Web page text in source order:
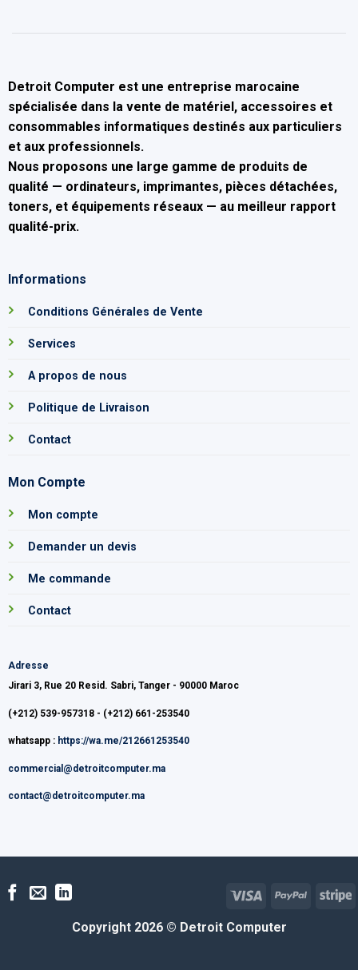
Detroit Computer est une entreprise marocaine
spécialisée dans la vente de matériel, accessoires et
consommables informatiques destinés aux particuliers
et aux professionnels.
Nous proposons une large gamme de produits de
qualité — ordinateurs, imprimantes, pièces détachées,
toners, et équipements réseaux — au meilleur rapport
qualité-prix.
Informations
Conditions Générales de Vente
Services
A propos de nous
Politique de Livraison
Contact
Mon Compte
Mon compte
Demander un devis
Me commande
Contact
Adresse
Jirari 3, Rue 20 Resid. Sabri, Tanger - 90000 Maroc
(+212) 539-957318 - (+212) 661-253540
whatsapp : https://wa.me/212661253540
commercial@detroitcomputer.ma
contact@detroitcomputer.ma
Copyright 2026 © Detroit Computer
Visa PayPal